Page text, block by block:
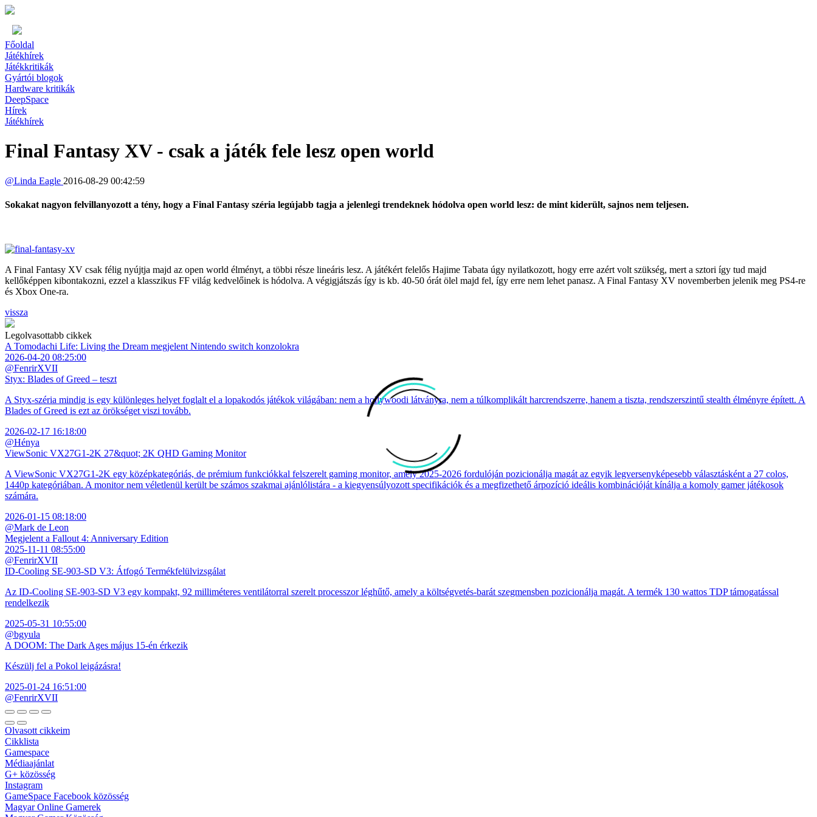
Főoldal
Játékhírek
Játékkritikák
Gyártói blogok
Hardware kritikák
DeepSpace
Hírek
Játékhírek
Final Fantasy XV - csak a játék fele lesz open world
@Linda Eagle 2016-08-29 00:42:59
Sokakat nagyon felvillanyozott a tény, hogy a Final Fantasy széria legújabb tagja a jelenlegi trendeknek hódolva open world lesz: de mint kiderült, sajnos nem teljesen.
A Final Fantasy XV csak félig nyújtja majd az open world élményt, a többi része lineáris lesz. A játékért felelős Hajime Tabata úgy nyilatkozott, hogy erre azért volt szükség, mert a sztori így tud majd
kellőképpen kibontakozni, ezzel a klasszikus FF világ kedvelőinek is hódolva. A végigjátszás így is kb. 40-50 órát ölel majd fel, így erre nem lehet panasz. A Final Fantasy XV novemberben jelenik meg PS4-re
és Xbox One-ra.
vissza
Legolvasottabb cikkek
A Tomodachi Life: Living the Dream megjelent Nintendo switch konzolokra
2026-04-20 08:25:00
@FenrirXVII
Styx: Blades of Greed – teszt
A Styx-széria mindig is egy különleges helyet foglalt el a lopakodós játékok világában: nem a hollywoodi látványra, nem a túlkomplikált harcrendszerre, hanem a tiszta, rendszerszintű stealth élményre épített. A
Blades of Greed is ezt az örökséget viszi tovább.
2026-02-17 16:18:00
@Hénya
ViewSonic VX27G1-2K 27&quot; 2K QHD Gaming Monitor
A ViewSonic VX27G1-2K egy középkategóriás, de prémium funkciókkal felszerelt gaming monitor, amely 2025-2026 fordulóján pozicionálja magát az egyik legversenyképesebb választásként a 27 colos,
1440p kategóriában. A monitor nem véletlenül került be számos szakmai ajánlólistára - a kiegyensúlyozott specifikációk és a megfizethető árpozíció ideális kombinációját kínálja a komoly gamer játékosok
számára.
2026-01-15 08:18:00
@Mark de Leon
Megjelent a Fallout 4: Anniversary Edition
2025-11-11 08:55:00
@FenrirXVII
ID-Cooling SE-903-SD V3: Átfogó Termékfelülvizsgálat
Az ID-Cooling SE-903-SD V3 egy kompakt, 92 milliméteres ventilátorral szerelt processzor léghűtő, amely a költségvetés-barát szegmensben pozicionálja magát. A termék 130 wattos TDP támogatással
rendelkezik
2025-05-31 10:55:00
@bgyula
A DOOM: The Dark Ages május 15-én érkezik
Készülj fel a Pokol leigázásra!
2025-01-24 16:51:00
@FenrirXVII
Olvasott cikkeim
Cikklista
Gamespace
Médiaajánlat
G+ közösség
Instagram
GameSpace Facebook közösség
Magyar Online Gamerek